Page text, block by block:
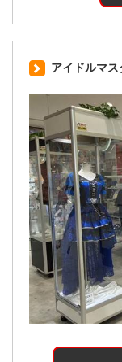
アイドルマ